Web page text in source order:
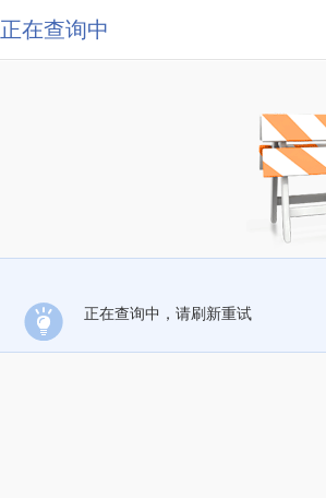
正在查询中
正在查询中，请刷新重试